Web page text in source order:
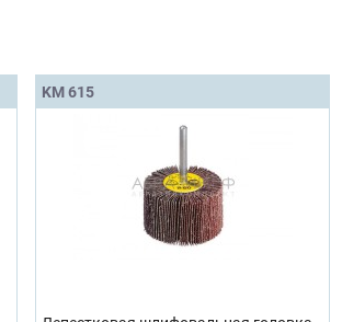
KM 615